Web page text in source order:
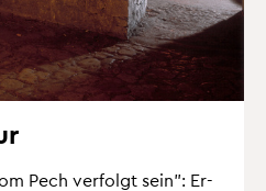
Pech ver­folgt sein": Er­